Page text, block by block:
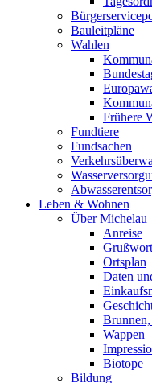
Bauleitpläne
Wahlen
Frühere
Fundtiere
Fundsachen
Leben & Wohnen
Über Michelau
Anreise
Grußwort
Ortsplan
Daten
Wappen
Biotope
Bildung